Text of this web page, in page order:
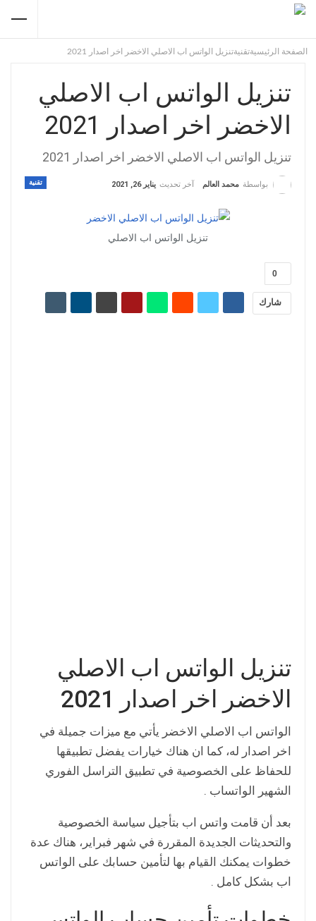
الصفحة الرئيسيةتقنيةتنزيل الواتس اب الاصلي الاخضر اخر اصدار 2021
تنزيل الواتس اب الاصلي
الاخضر اخر اصدار 2021
تنزيل الواتس اب الاصلي الاخضر اخر اصدار 2021
تقنية بواسطة محمد العالم آخر تحديث يناير 26, 2021
تنزيل الواتس اب الاصلي
0
شارك
تنزيل الواتس اب الاصلي
الاخضر اخر اصدار 2021
الواتس اب الاصلي الاخضر يأتي مع ميزات جميلة في
اخر اصدار له، كما ان هناك خيارات يفضل تطبيقها
للحفاظ على الخصوصية في تطبيق التراسل الفوري
الشهير الواتساب .
بعد أن قامت واتس اب بتأجيل سياسة الخصوصية
والتحديثات الجديدة المقررة في شهر فبراير، هناك عدة
خطوات يمكنك القيام بها لتأمين حسابك على الواتس
اب بشكل كامل .